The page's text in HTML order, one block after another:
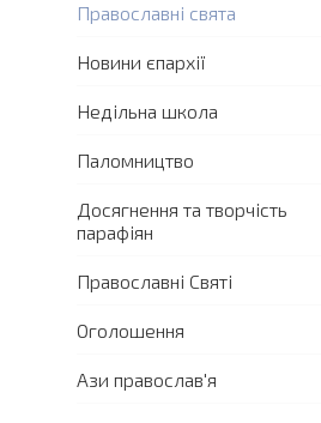
Православні свята
Новини єпархії
Недільна школа
Паломництво
Досягнення та творчість
парафіян
Православні Святі
Оголошення
Ази православ'я